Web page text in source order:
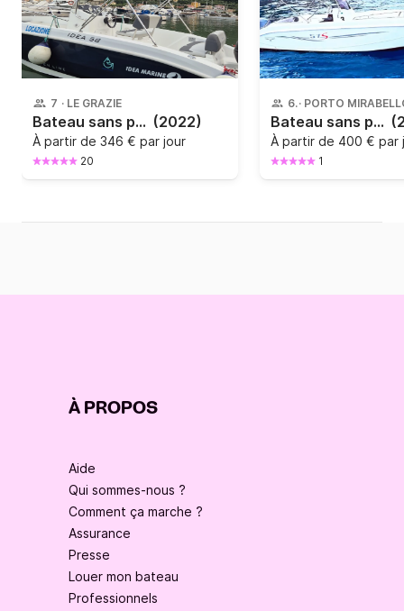
7 · LE GRAZIE
Bateau sans permis Idea Marine Idea 58 40cv (2022)
À partir de 346 € par jour
20
6·
Bateau sans permis Cantieri GR 57 40cv
À partir de 400 € par
1
À PROPOS
Aide
Qui sommes-nous ?
Comment ça marche ?
Assurance
Presse
Louer mon bateau
Professionnels